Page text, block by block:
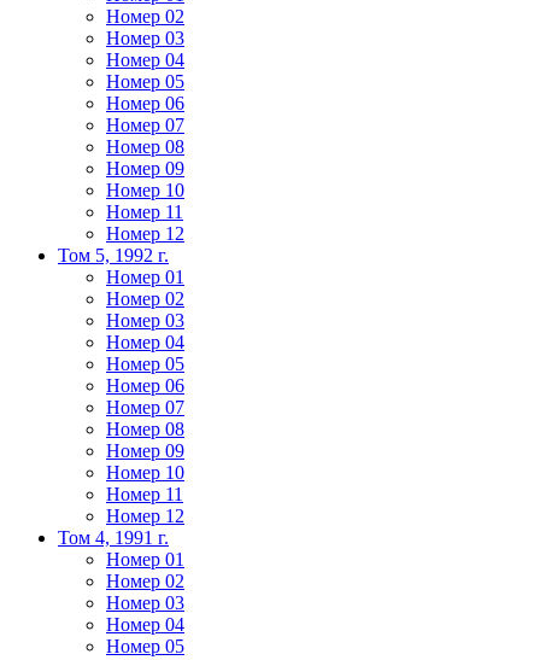
Номер 02
Номер 03
Номер 04
Номер 05
Номер 06
Номер 07
Номер 08
Номер 09
Номер 10
Номер 11
Номер 12
Том 5, 1992 г.
Номер 01
Номер 02
Номер 03
Номер 04
Номер 05
Номер 06
Номер 07
Номер 08
Номер 09
Номер 10
Номер 11
Номер 12
Том 4, 1991 г.
Номер 01
Номер 02
Номер 03
Номер 04
Номер 05